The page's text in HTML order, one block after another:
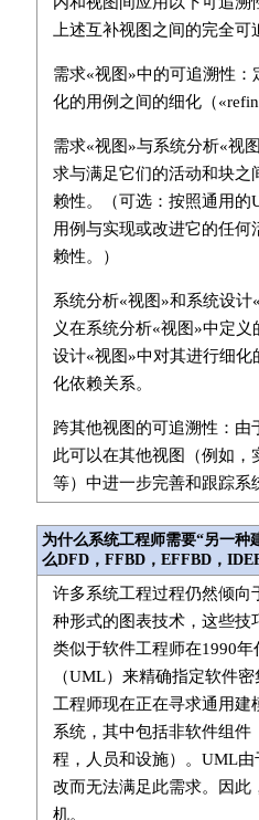
上述互补视图之间的完全可
需求«视图»中的可追溯性
化的用例之间的细化（
需求«视图»与系统分析«视
求与满足它们的活动和块之
赖性。（可选：按照通用
用例与实现或改进它的任
赖性。）
系统分析«视图»和系统设
义在系统分析«视图»中定
设计«视图»中对其进行细
化依赖关系。
跨其他视图的可追溯性：由
此可以在其他视图（例如，
等）中进一步完善和跟踪系
为什么系统工程师需要“另一
么DFD，FFBD，EFFBD，
许多系统工程过程仍然倾向
种形式的图表技术，这些技
类似于软件工程师在1990
（UML）来精确指定软件
工程师现在正在寻求通用建
系统，其中包括非软件组件
程，人员和设施）。UML
改而无法满足此需求。因此
机。